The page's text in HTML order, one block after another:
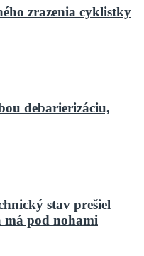
zrazenia cyklistky
debarierizáciu,
stav prešiel
má pod nohami